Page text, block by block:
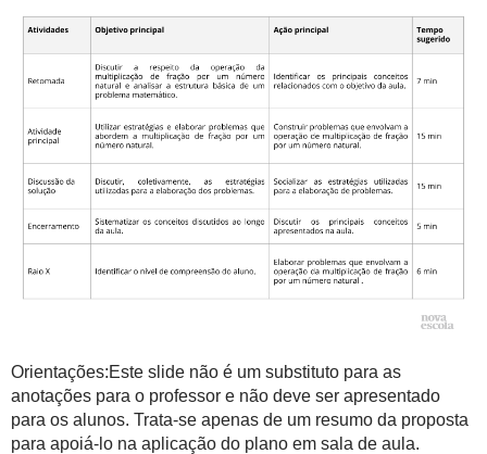
Orientações:Este slide não é um substituto para as
anotações para o professor e não deve ser apresentado
para os alunos. Trata-se apenas de um resumo da proposta
para apoiá-lo na aplicação do plano em sala de aula.